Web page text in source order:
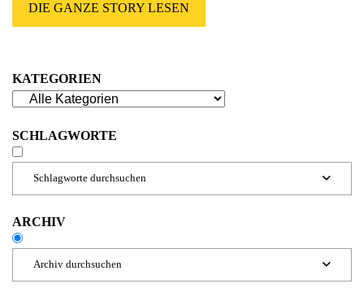
DIE GANZE STORY LESEN
KATEGORIEN
SCHLAGWORTE
Schlagworte durchsuchen 
ARCHIV
Archiv durchsuchen 